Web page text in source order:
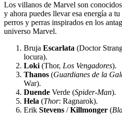
Los villanos de Marvel son
y ahora puedes llevar esa energía a
perros y perras inspirados en los
universo Marvel.
Bruja Escarlata (Doctor
locura).
Loki (Thor, Los Vengadores).
Thanos (Guardianes de la
War).
Duende Verde (Spider-Man).
Hela (Thor: Ragnarok).
Erik Stevens /Killmonger (